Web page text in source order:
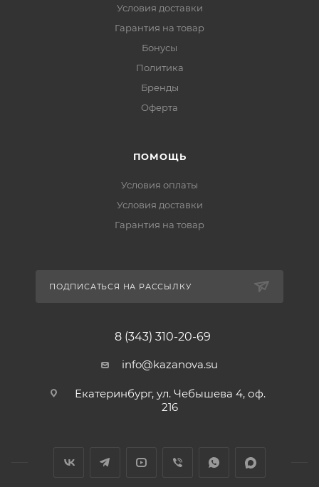
Условия доставки
Гарантия на товар
Бонусы
Политика
Бренды
Оферта
ПОМОЩЬ
Условия оплаты
Условия доставки
Гарантия на товар
ПОДПИСАТЬСЯ НА РАССЫЛКУ
8 (343) 310-20-69
info@kazanova.su
Екатеринбург, ул. Чебышева 4, оф.
216